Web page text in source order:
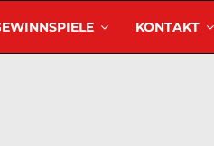
KONTAKT